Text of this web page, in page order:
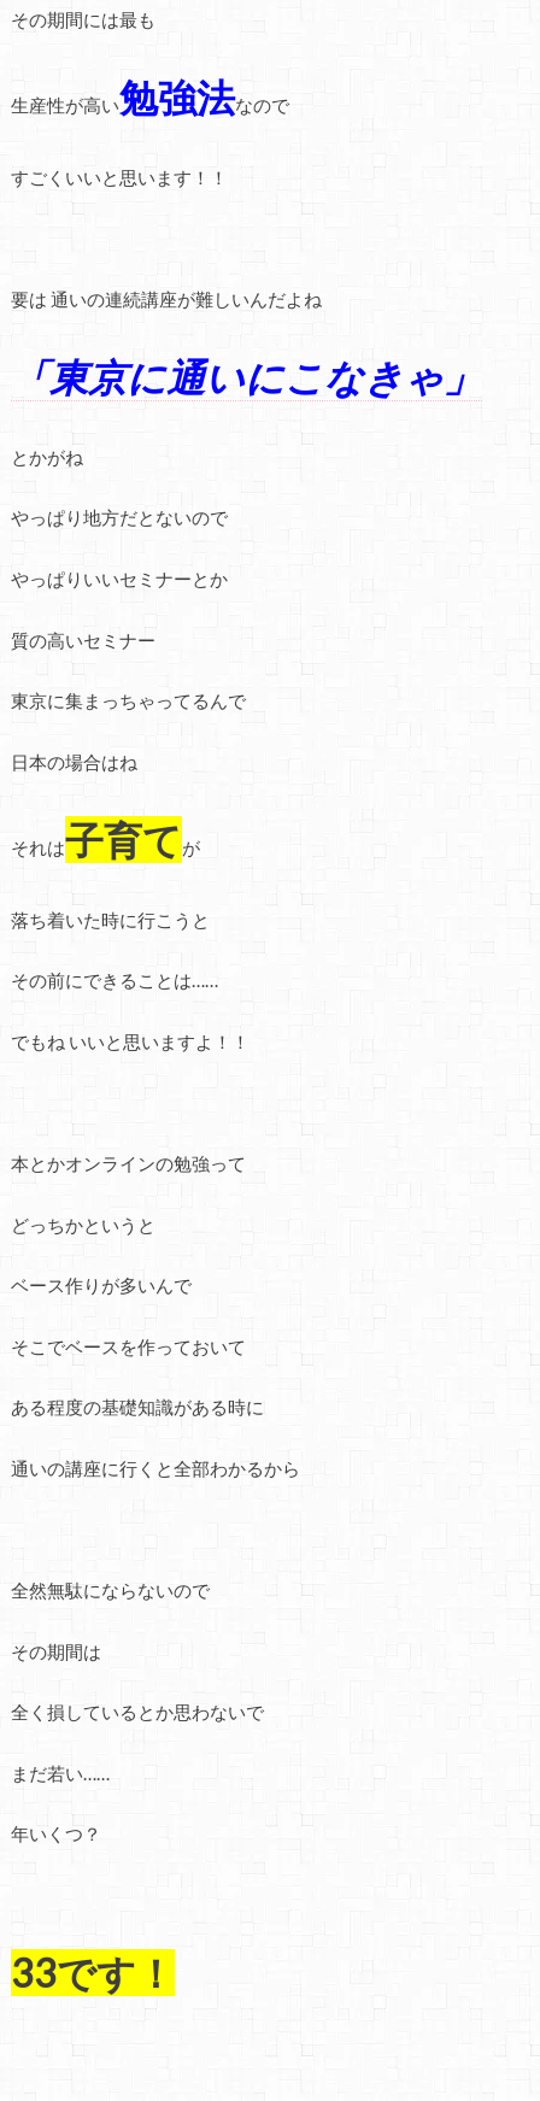
その期間には最も
生産性が高い勉強法なので
すごくいいと思います！！
要は 通いの連続講座が難しいんだよね
「東京に通いにこなきゃ」
とかがね
やっぱり地方だとないので
やっぱりいいセミナーとか
質の高いセミナー
東京に集まっちゃってるんで
日本の場合はね
それは子育て が
落ち着いた時に行こうと
その前にできることは……
でもね いいと思いますよ！！
本とかオンラインの勉強って
どっちかというと
ベース作りが多いんで
そこでベースを作っておいて
ある程度の基礎知識がある時に
通いの講座に行くと全部わかるから
全然無駄にならないので
その期間は
全く損しているとか思わないで
まだ若い……
年いくつ？
33です！